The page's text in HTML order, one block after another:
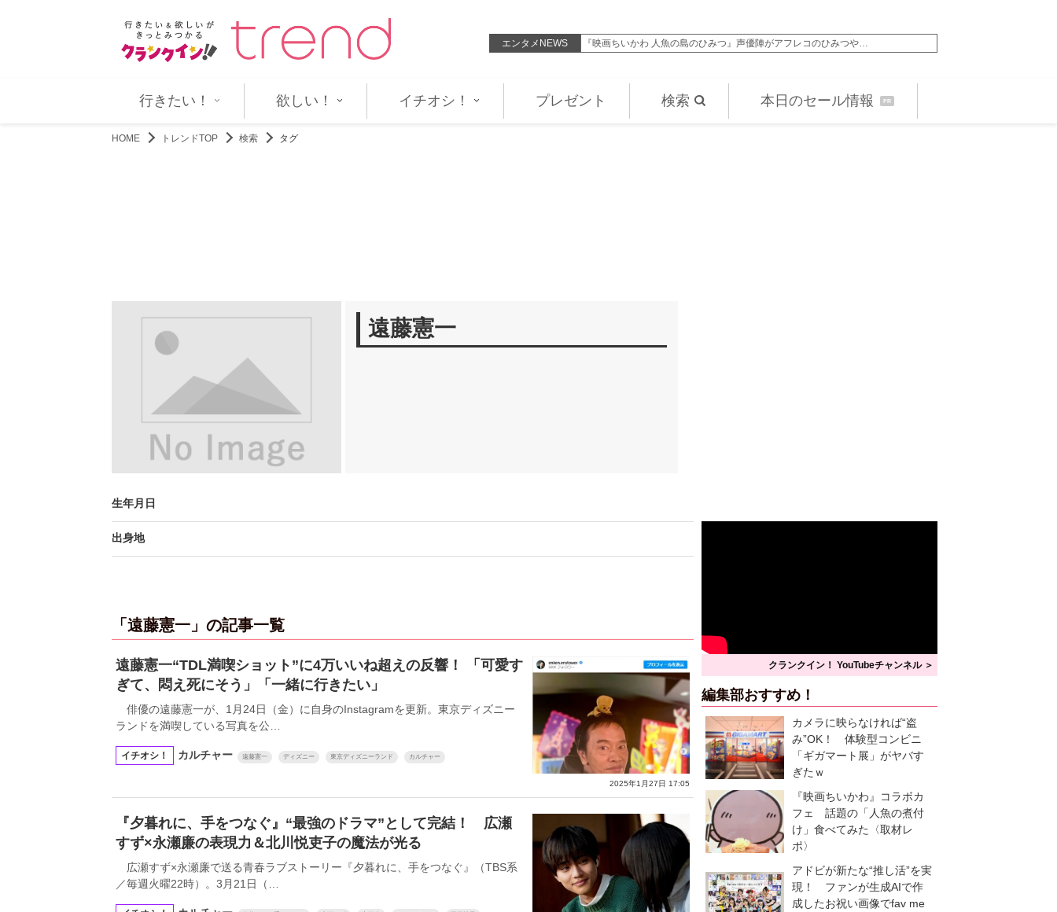
エンタメNEWS
リアルを切り取った新場面写… 『映画ちいかわ 人魚の島のひみつ』声優陣がアフレコのひみつや… 佐野晶哉も大興奮「すごい高揚感！」“音爆のサーカス” 『blast …
行きたい！ 欲しい！ イチオシ！ プレゼント 検索 本日のセール情報 PR
HOME トレンドTOP 検索 タグ
遠藤憲一
生年月日
出身地
「遠藤憲一」の記事一覧
2025年1月27日 17:05
遠藤憲一“TDL満喫ショット”に4万いいね超えの反響！ 「可愛す
ぎて、悶え死にそう」「一緒に行きたい」
俳優の遠藤憲一が、1月24日（金）に自身のInstagramを更新。東京ディズニー
ランドを満喫している写真を公…
イチオシ！ カルチャー 遠藤憲一 ディズニー 東京ディズニーランド カルチャー
『夕暮れに、手をつなぐ』“最強のドラマ”として完結！ 広瀬
すず×永瀬廉の表現力＆北川悦吏子の魔法が光る
広瀬すず×永瀬廉で送る青春ラブストーリー『夕暮れに、手をつなぐ』（TBS系
／毎週火曜22時）。3月21日（…
クランクイン！ YouTubeチャンネル ＞
編集部おすすめ！
カメラに映らなければ“盗
み”OK！ 体験型コンビニ
「ギガマート展」がヤバす
ぎたｗ
『映画ちいかわ』コラボカ
フェ 話題の「人魚の煮付
け」食べてみた〈取材レ
ポ〉
アドビが新たな“推し活”を実
現！ ファンが生成AIで作
成したお祝い画像でfav me